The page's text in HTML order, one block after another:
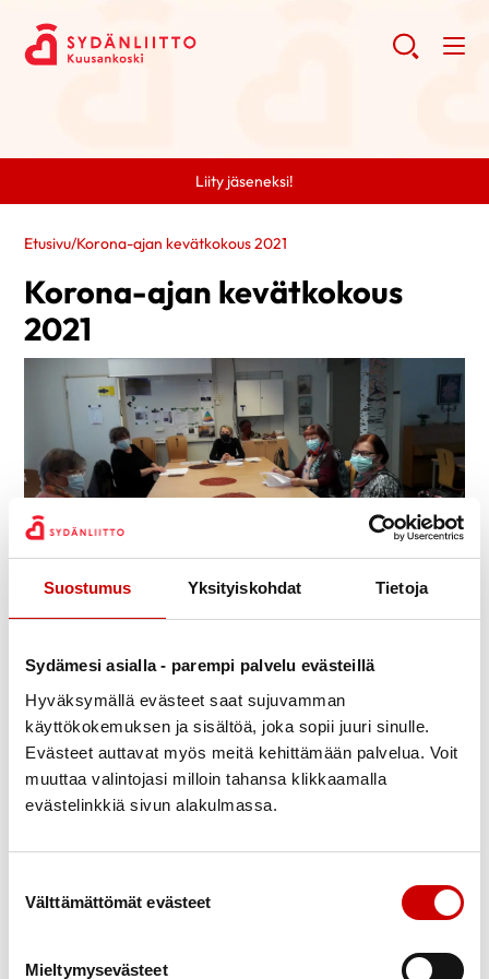
Suostumus Yksityiskohdat Tietoja
Sydämesi asialla - parempi palvelu evästeillä
Hyväksymällä evästeet saat sujuvamman
käyttökokemuksen ja sisältöä, joka sopii juuri sinulle.
Evästeet auttavat myös meitä kehittämään palvelua. Voit
muuttaa valintojasi milloin tahansa klikkaamalla
evästelinkkiä sivun alakulmassa.
Välttämättömät evästeet
Mieltymysevästeet
Liity jäseneksi!
Etusivu/Korona-ajan kevätkokous 2021
Korona-ajan kevätkokous
2021
Julkaistu 14.5.2021
Päivitetty 28.5.2021
Yhdistys sopeutuu olosuhteisiin
Kevätkokous pidettiin ”kalkkiviivoilla” eli sääntöjen
määräämän ajan lopussa. Osa osallistujista oli
Toimitila Etapissa ja osa osallistui kotona etänä.
keskustelu omista tuntemuksista ”lenssu-tilanteessa”
ennakkovalmisteluja, mutta siitä selvittiin. Kiitos